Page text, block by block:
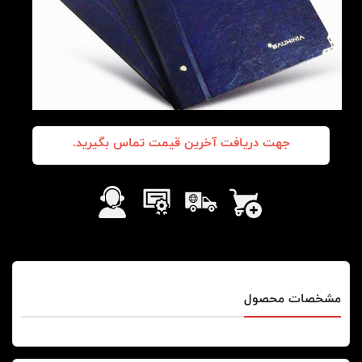
جهت دریافت آخرین قیمت تماس بگیرید.
مشخصات محصول